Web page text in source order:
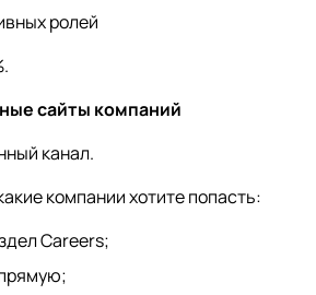
ролей
сайты компаний
канал.
компании хотите попасть:
Careers;